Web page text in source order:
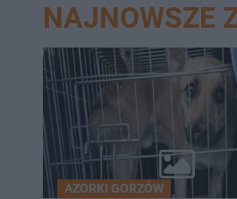
NAJNOWSZE
AZORKI GORZÓW